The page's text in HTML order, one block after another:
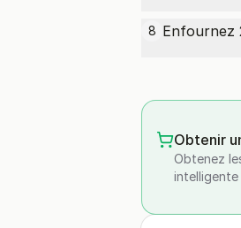
8 Enfournez
Obtenir
Obtenez